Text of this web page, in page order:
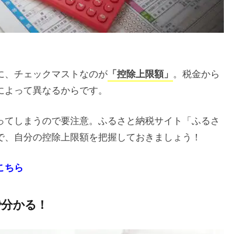
チェックマストなのが「控除上限額」 。税金から
って異なるからです。
しまうので要注意。ふるさと納税サイト「ふるさ
自分の控除上限額を把握しておきましょう！
ちら
かる！